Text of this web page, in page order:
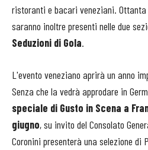
ristoranti e bacari veneziani.
saranno inoltre presenti nelle due
Seduzioni di Gola.
L'evento veneziano aprirà un anno
Senza che la vedrà approdare in
speciale di Gusto in Scena a
giugno, su invito del Consolato
Coronini presenterà una selezione di